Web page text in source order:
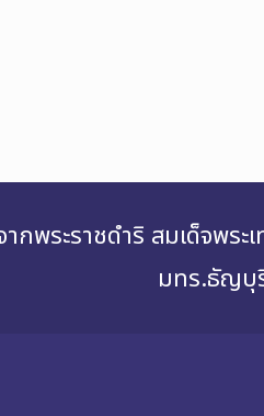
พระราชดำริ สมเด็จพร
มทร.ธัญบุ